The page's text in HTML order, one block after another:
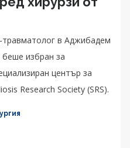
в Аджибадем
избран за
център за
Research Society (SRS).